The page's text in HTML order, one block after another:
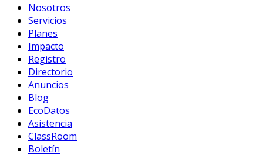
Nosotros
Servicios
Planes
Impacto
Registro
Directorio
Anuncios
Blog
EcoDatos
Asistencia
ClassRoom
Boletín